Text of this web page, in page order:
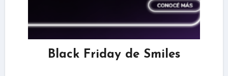
Black Friday de Smiles